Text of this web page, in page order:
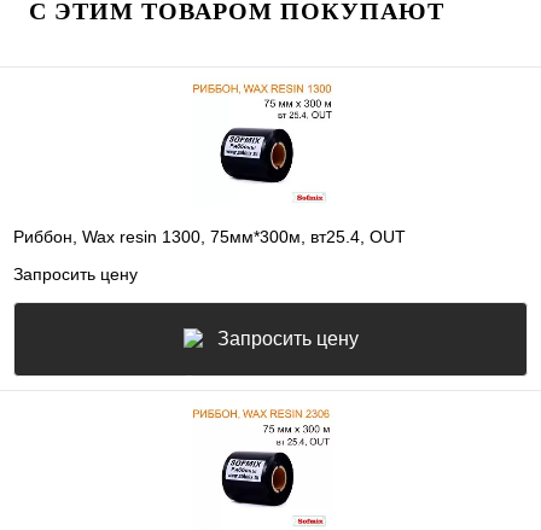
С ЭТИМ ТОВАРОМ ПОКУПАЮТ
Риббон, Wax resin 1300, 75мм*300м, вт25.4, OUT
Запросить цену
Запросить цену